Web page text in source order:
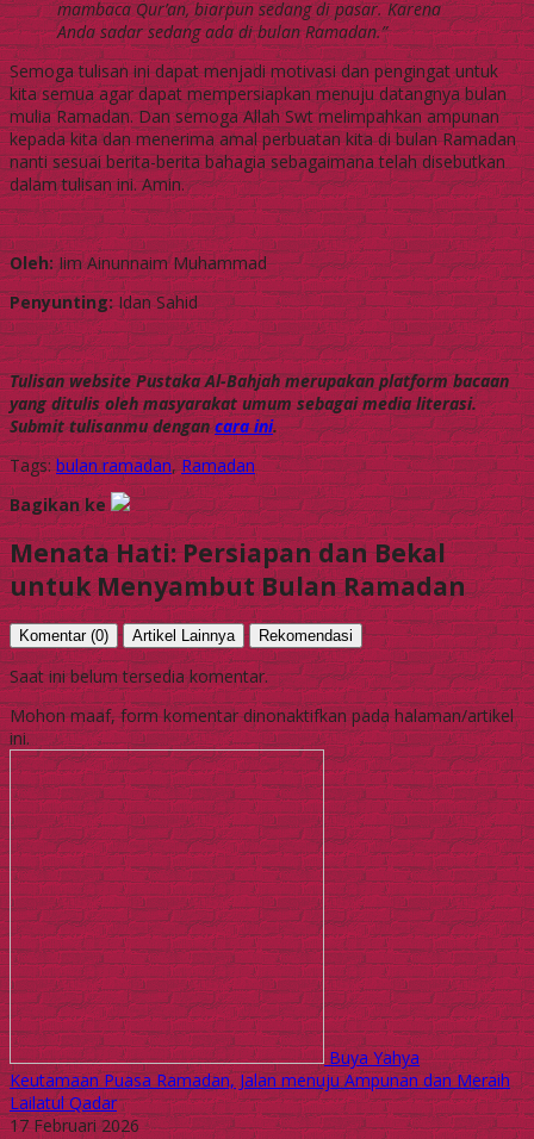
mambaca Qur’an, biarpun sedang di pasar. Karena
Anda sadar sedang ada di bulan Ramadan.”
Semoga tulisan ini dapat menjadi motivasi dan pengingat untuk
kita semua agar dapat mempersiapkan menuju datangnya bulan
mulia Ramadan. Dan semoga Allah Swt melimpahkan ampunan
kepada kita dan menerima amal perbuatan kita di bulan Ramadan
nanti sesuai berita-berita bahagia sebagaimana telah disebutkan
dalam tulisan ini. Amin.
Oleh:Iim Ainunnaim Muhammad
Penyunting:Idan Sahid
Tulisan website Pustaka Al-Bahjah merupakan platform bacaan
yang ditulis oleh masyarakat umum sebagai media literasi.
Submit tulisanmu dengancara ini.
Tags:bulan ramadan,Ramadan
Bagikan ke
Menata Hati: Persiapan dan Bekal
untuk Menyambut Bulan Ramadan
Komentar (0) Artikel Lainnya Rekomendasi
Saat ini belum tersedia komentar.
Mohon maaf, form komentar dinonaktifkan pada halaman/artikel
ini.
Buya Yahya
Keutamaan Puasa Ramadan, Jalan menuju Ampunan dan Meraih
Lailatul Qadar
17 Februari 2026